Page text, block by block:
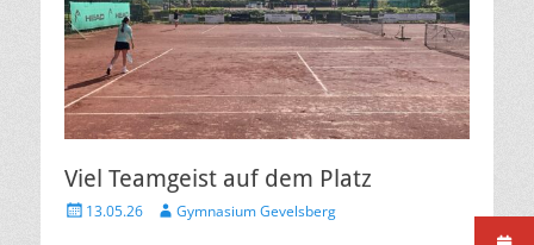
Viel Teamgeist auf dem Platz
Veröffentlicht
13.05.26 AutorGymnasium Gevelsberg